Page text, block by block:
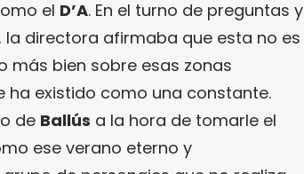
el D’A. En el turno de preguntas y
la directora afirmaba que esta no es
más bien sobre esas zonas
ha existido como una constante.
de Ballús a la hora de tomarle el
ese verano eterno y